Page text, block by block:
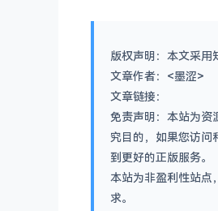
版权声明：本文采用
文章作者：<墨涩>
文章链接：
免责声明：本站为资
究目的，如果您访问
到更好的正版服务。
本站为非盈利性站点
求。